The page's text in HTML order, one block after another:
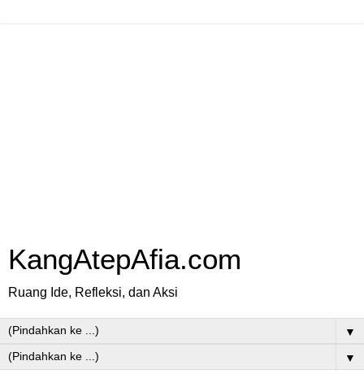
KangAtepAfia.com
Ruang Ide, Refleksi, dan Aksi
▼
▼